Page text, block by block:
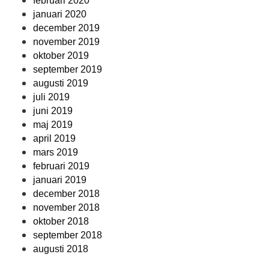
januari 2020
december 2019
november 2019
oktober 2019
september 2019
augusti 2019
juli 2019
juni 2019
maj 2019
april 2019
mars 2019
februari 2019
januari 2019
december 2018
november 2018
oktober 2018
september 2018
augusti 2018